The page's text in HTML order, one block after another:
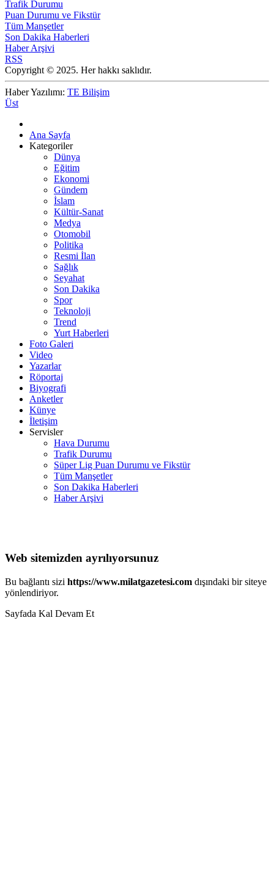
Trafik Durumu
Puan Durumu ve Fikstür
Tüm Manşetler
Son Dakika Haberleri
Haber Arşivi
RSS
Copyright © 2025. Her hakkı saklıdır.
Haber Yazılımı: TE Bilişim
Üst
Ana Sayfa
Kategoriler
Dünya
Eğitim
Ekonomi
Gündem
İslam
Kültür-Sanat
Medya
Otomobil
Politika
Resmi İlan
Sağlık
Seyahat
Son Dakika
Spor
Teknoloji
Trend
Yurt Haberleri
Foto Galeri
Video
Yazarlar
Röportaj
Biyografi
Anketler
Künye
İletişim
Servisler
Hava Durumu
Trafik Durumu
Süper Lig Puan Durumu ve Fikstür
Tüm Manşetler
Son Dakika Haberleri
Haber Arşivi
Web sitemizden ayrılıyorsunuz
Bu bağlantı sizi https://www.milatgazetesi.com dışındaki bir siteye
yönlendiriyor.
Sayfada Kal Devam Et